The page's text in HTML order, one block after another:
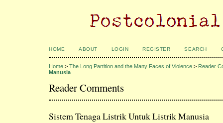
HOME ABOUT LOGIN REGISTER SEARCH
Home > The Long Partition and the Many Faces of Violence > Reader
Manusia
Reader Comments
Sistem Tenaga Listrik Untuk Listrik Manusia